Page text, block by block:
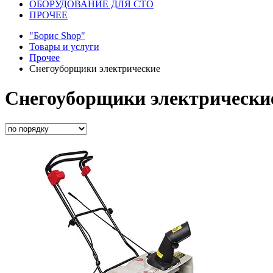
ОБОРУДОВАНИЕ ДЛЯ СТО
ПРОЧЕЕ
"Борис Shop"
Товары и услуги
Прочее
Снегоуборщики электрические
Снегоуборщики